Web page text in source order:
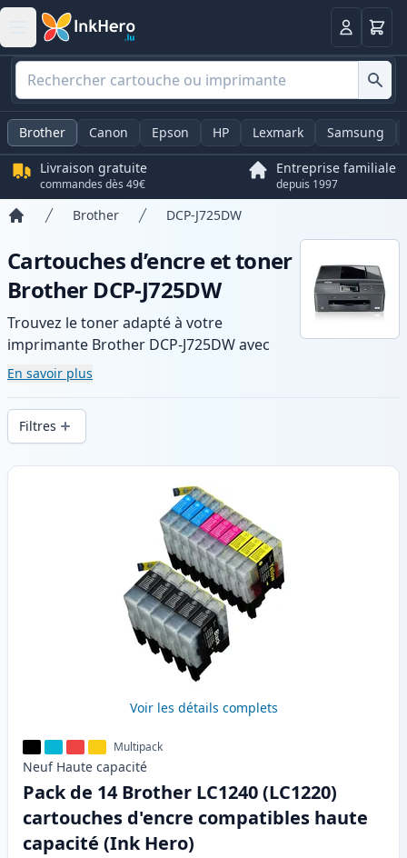
Panier
Brother Canon Epson HP Lexmark Samsung
Livraison gratuite
commandes dès 49€
Entreprise familiale
depuis 1997
Brother DCP-J725DW
Cartouches d’encre et toner
Brother DCP-J725DW
Trouvez le toner adapté à votre
imprimante Brother DCP-J725DW avec
notre gamme de cartouches compatibles
et haute capacité. Profitez d’une qualité
d’impression constante et d’une livraison
rapide depuis un stock local en .
En savoir plus
Filtres
Produits
Voir les détails complets
Multipack
Neuf Haute capacité
Pack de 14 Brother LC1240 (LC1220)
cartouches d'encre compatibles haute
capacité (Ink Hero)